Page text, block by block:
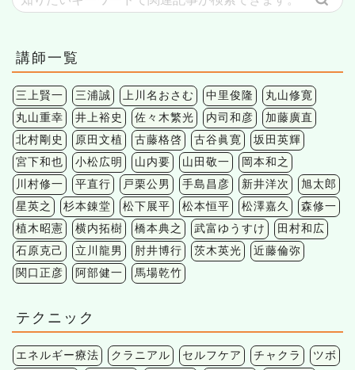
講師一覧
三上賢一 三浦誠 上川名おさむ 中里俊隆
丸山修寛
丸山重幸
井上裕史 佐々木繁光 内司和彦
加藤廣直
北村剛史
原田文植 古藤格啓 古谷眞寛
坂田英輝
宮下和也
小松広明 山内要 山田敬一
岡本和之
川村修一
平直行 戸栗公男 手島昌彦 新井洋次
旭太郎
星英之
杉本錬堂 松下展平 松本恒平 松澤嘉久
森修一
植木昭憲
横内拓樹 橋本典之 武富ゆうすけ
田村和広
石原克己
立川龍男 肘井博行 茨木英光
近藤倫弥
関口正彦
阿部健一 馬場乾竹
テクニック
エネルギー療法 クラニアル セルフケア チャクラ
ツボ